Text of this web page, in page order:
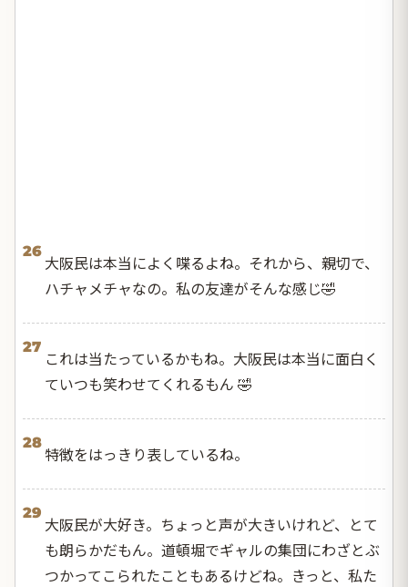
26
大阪民は本当によく喋るよね。それから、親切で、
ハチャメチャなの。私の友達がそんな感じ🤣
27
これは当たっているかもね。大阪民は本当に面白く
ていつも笑わせてくれるもん 🤣
28
特徴をはっきり表しているね。
29
大阪民が大好き。ちょっと声が大きいけれど、とて
も朗らかだもん。道頓堀でギャルの集団にわざとぶ
つかってこられたこともあるけどね。きっと、私た